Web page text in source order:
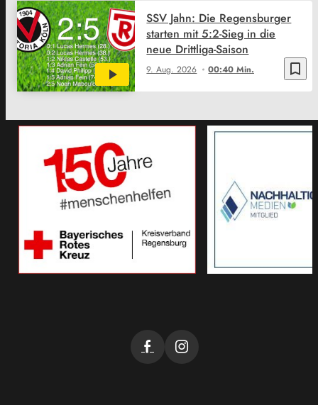
bookmark_border
9. Aug. 2026 00:40 Min.
SSV Jahn: Die Regensburger
starten mit 5:2-Sieg in die
neue Drittliga-Saison